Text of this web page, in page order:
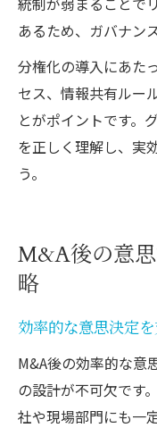
あるため、ガバナン
分権化の導入にあた
セス、情報共有ルー
とがポイントです。
を正しく理解し、実
う。
M&A後の意
略
効率的な意思決定
M&A後の効率的な意
の設計が不可欠です
社や現場部門にも一